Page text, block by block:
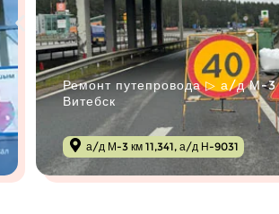
Ремонт путепровода ▷ а/д М-
Витебск
а/д М-3 км 11,341, а/д Н-9031